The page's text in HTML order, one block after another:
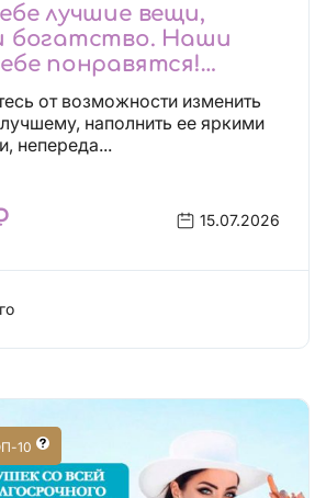
лучшие вещи,
богатство. Наши
понравятся!
отличные
от возможности изменить
наполнить ее яркими
непереда...
15.07.2026
10